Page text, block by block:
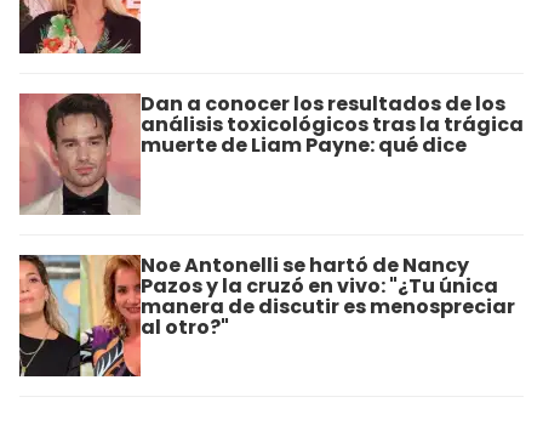
Dan a conocer los resultados de los
análisis toxicológicos tras la trágica
muerte de Liam Payne: qué dice
Noe Antonelli se hartó de Nancy
Pazos y la cruzó en vivo: "¿Tu única
manera de discutir es menospreciar
al otro?"